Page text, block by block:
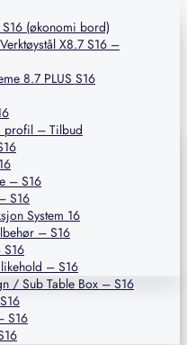
(økonomi bord)
X8.7 S16 –
8.7 PLUS S16
profil – Tilbud
– S16
S16
System 16
– S16
– S16
/ Sub Table Box – S16
S16